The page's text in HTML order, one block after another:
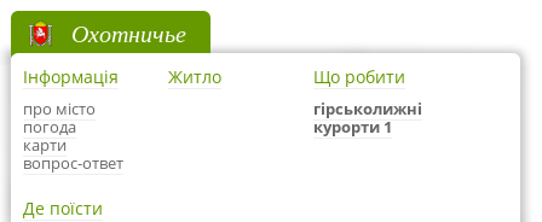
Охотничье
Інформація
про місто
погода
карти
вопрос-ответ
Житло Що робити
гірськолижні
курорти 1
Де поїсти